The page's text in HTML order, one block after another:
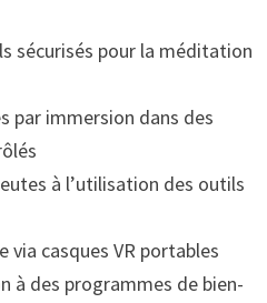
sécurisés pour la méditation
par immersion dans des
à l’utilisation des outils
via casques VR portables
à des programmes de bien-